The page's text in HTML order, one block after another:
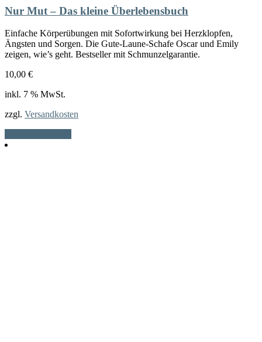
Nur Mut – Das kleine Überlebensbuch
Einfache Körperübungen mit Sofortwirkung bei Herzklopfen,
Ängsten und Sorgen. Die Gute-Laune-Schafe Oscar und Emily
zeigen, wie’s geht. Bestseller mit Schmunzelgarantie.
10,00 €
inkl. 7 % MwSt.
zzgl. Versandkosten